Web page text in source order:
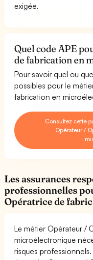
exigée.
Quel code APE
de fabrication en
Pour savoir quel ou
possibles pour le
fabrication en
Consultez cette
Opérateur /
Les assurances
professionnelles
Opératrice de
Le métier Opérateur /
microélectronique
risques